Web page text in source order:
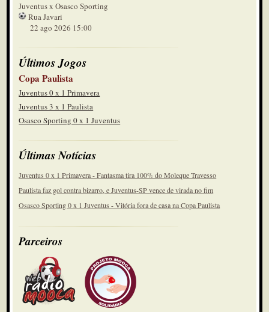
Juventus x Osasco Sporting
Rua Javari
22 ago 2026 15:00
Últimos Jogos
Copa Paulista
Juventus 0 x 1 Primavera
Juventus 3 x 1 Paulista
Osasco Sporting 0 x 1 Juventus
Últimas Notícias
Juventus 0 x 1 Primavera - Fantasma tira 100% do Moleque Travesso
Paulista faz gol contra bizarro, e Juventus-SP vence de virada no fim
Osasco Sporting 0 x 1 Juventus - Vitória fora de casa na Copa Paulista
Parceiros